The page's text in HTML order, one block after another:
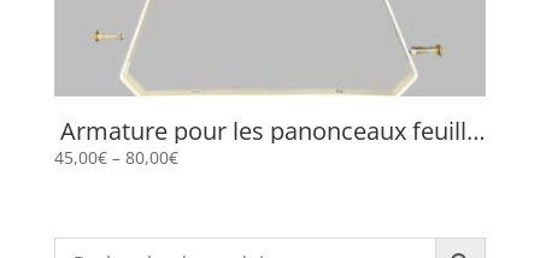
Armature pour les panonceaux feuille
45,00€– 80,00€